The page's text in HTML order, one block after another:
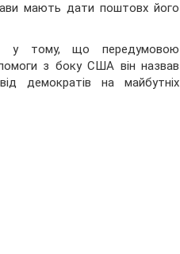
мають дати поштовх його
у тому, що передумовою
з боку США він назвав
демократів на майбутніх